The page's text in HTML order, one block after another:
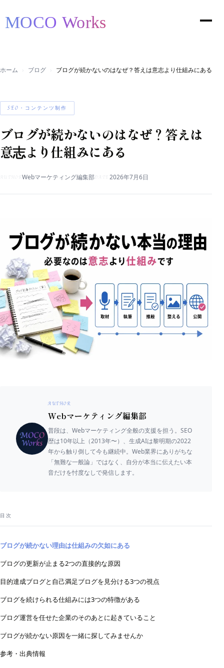
ホーム ブログ ブログが続かないのはなぜ？答えは意志より仕組みにある
SEO・コンテンツ制作
ブログが続かないのはなぜ？答えは
意志より仕組みにある
AUTHORWebマーケティング編集部 2026年7月6日
AUTHOR
Webマーケティング編集部
普段は、Webマーケティング全般の支援を担う。SEO
歴は10年以上（2013年〜）、生成AIは黎明期の2022
年から触り倒して今も継続中。Web業界にありがちな
「無難な一般論」ではなく、自分が本当に伝えたい本
音だけを忖度なしで発信します。
目次
ブログが続かない理由は仕組みの欠如にある
ブログの更新が止まる2つの直接的な原因
目的達成ブログと自己満足ブログを見分ける3つの視点
ブログを続けられる仕組みには3つの特徴がある
ブログ運営を任せた企業のそのあとに起きていること
ブログが続かない原因を一緒に探してみませんか
参考・出典情報